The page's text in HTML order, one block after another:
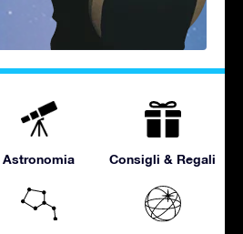
Astronomia Consigli & Regali